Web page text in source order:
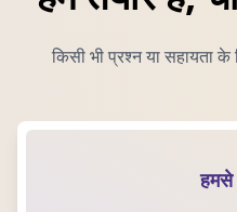
किसी भी प्रश्न या सहायता
हमसे